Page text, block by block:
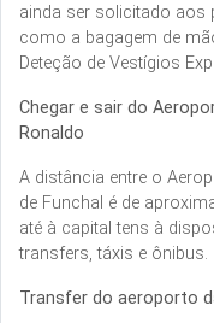
ainda ser solicitado aos
como a bagagem de
Deteção de Vestígios
Chegar e sair do
Ronaldo
A distância entre o
de Funchal é de
até à capital tens à
transfers, táxis e ônibus.
Transfer do aeroporto